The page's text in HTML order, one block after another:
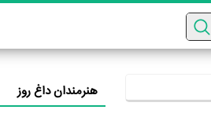
هنرمندان داغ روز